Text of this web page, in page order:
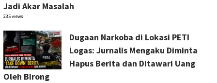
Jadi Akar Masalah
235 views
Dugaan Narkoba di Lokasi PETI
Logas: Jurnalis Mengaku Diminta
Hapus Berita dan Ditawari Uang
Oleh Birong